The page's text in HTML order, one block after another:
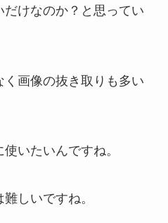
けなのか？と思ってい
画像の抜き取りも多い
いたいんですね。
しいですね。